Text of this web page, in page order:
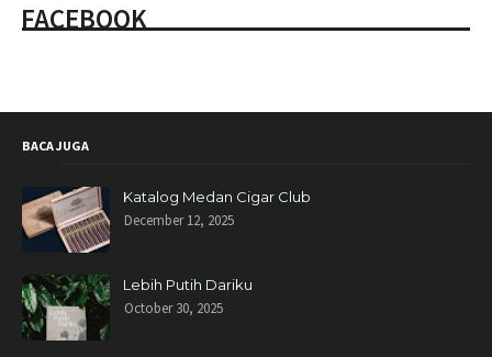
FACEBOOK
BACA JUGA
Katalog Medan Cigar Club
December 12, 2025
Lebih Putih Dariku
October 30, 2025